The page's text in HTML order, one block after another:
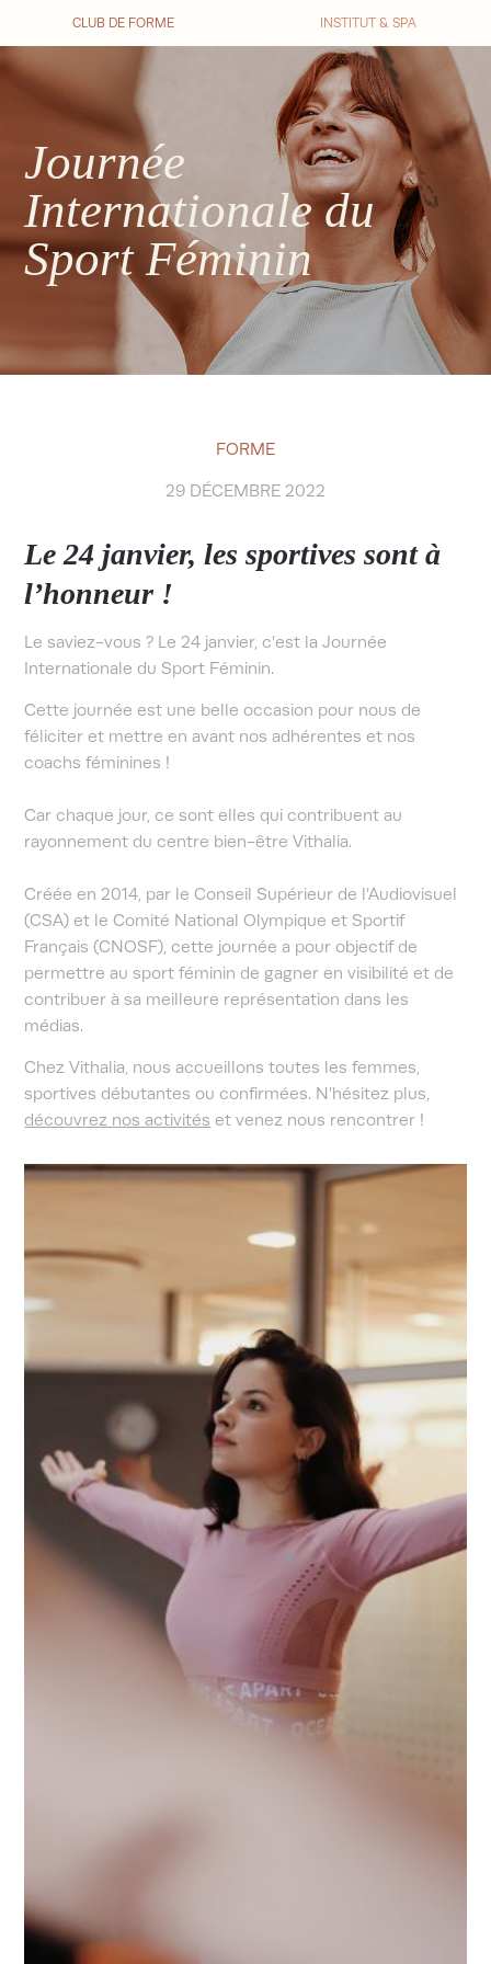
CLUB DE FORME INSTITUT & SPA
Journée
Internationale du
Sport Féminin
FORME
29 DÉCEMBRE 2022
Le 24 janvier, les sportives sont à
l’honneur !
Le saviez-vous ? Le 24 janvier, c’est la Journée
Internationale du Sport Féminin.
Cette journée est une belle occasion pour nous de
féliciter et mettre en avant nos adhérentes et nos
coachs féminines !
Car chaque jour, ce sont elles qui contribuent au
rayonnement du centre bien-être Vithalia.
Créée en 2014, par le Conseil Supérieur de l’Audiovisuel
(CSA) et le Comité National Olympique et Sportif
Français (CNOSF), cette journée a pour objectif de
permettre au sport féminin de gagner en visibilité et de
contribuer à sa meilleure représentation dans les
médias.
Chez Vithalia, nous accueillons toutes les femmes,
sportives débutantes ou confirmées. N’hésitez plus,
découvrez nos activités et venez nous rencontrer !